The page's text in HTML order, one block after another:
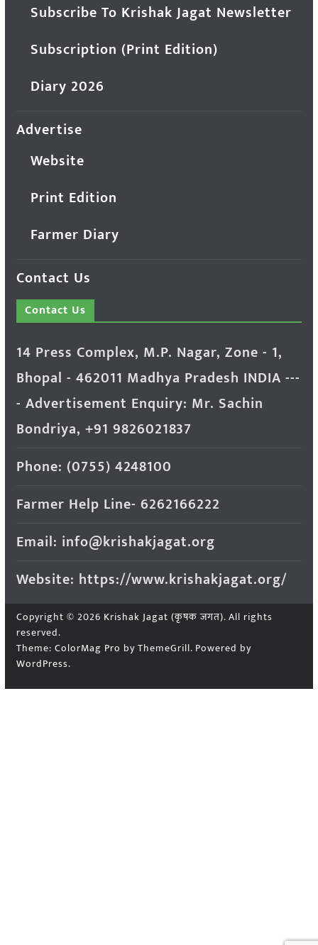
Subscribe To Krishak Jagat Newsletter
Subscription (Print Edition)
Diary 2026
Advertise
Website
Print Edition
Farmer Diary
Contact Us
Contact Us
14 Press Complex, M.P. Nagar, Zone - 1,
Bhopal - 462011 Madhya Pradesh INDIA ---
- Advertisement Enquiry: Mr. Sachin
Bondriya, +91 9826021837
Phone: (0755) 4248100
Farmer Help Line- 6262166222
Email: info@krishakjagat.org
Website: https://www.krishakjagat.org/
Copyright © 2026 Krishak Jagat (कृषक जगत). All rights
reserved.
Theme: ColorMag Pro by ThemeGrill. Powered by
WordPress.